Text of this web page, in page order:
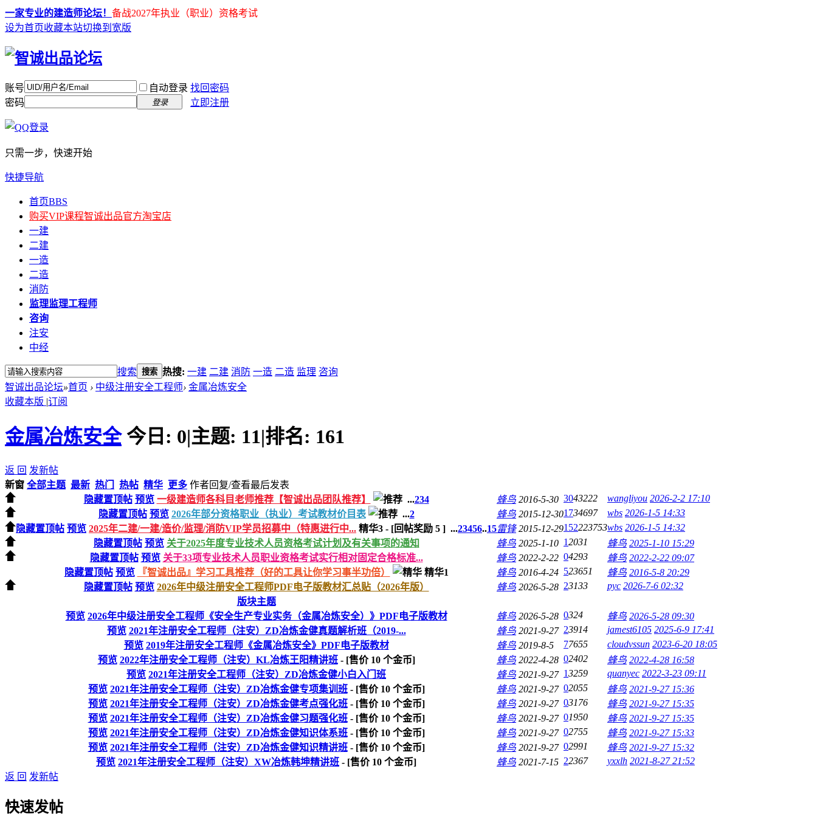
一家专业的建造师论坛！ 备战2027年执业（职业）资格考试
设为首页收藏本站切换到宽版
账号 自动登录 找回密码
密码
登录 立即注册
只需一步，快速开始
快捷导航
首页BBS
购买VIP课程智诚出品官方淘宝店
一建
二建
一造
二造
消防
监理监理工程师
咨询
注安
中经
搜索 搜索 热搜: 一建 二建 消防 一造 二造 监理 咨询
智诚出品论坛»首页 › 中级注册安全工程师› 金属冶炼安全
收藏本版 |订阅
金属冶炼安全 今日: 0|主题: 11|排名: 161
返 回 发新帖
新窗 全部主题 最新 热门 热帖 精华 更多 作者回复/查看最后发表
隐藏置顶帖 预览 一级建造师各科目老师推荐【智诚出品团队推荐】 ...234 蜂鸟 2016-5-30 3043222 wangliyou 2026-2-2 17:10
隐藏置顶帖 预览 2026年部分资格职业（执业）考试教材价目表 ...2 蜂鸟 2015-12-301734697 wbs 2026-1-5 14:33
隐藏置顶帖 预览 2025年二建/一建/造价/监理/消防VIP学员招募中（特惠进行中... 精华3 - [回帖奖励 5 ] ...23456..15雷锋 2015-12-29152223753wbs 2026-1-5 14:32
隐藏置顶帖 预览 关于2025年度专业技术人员资格考试计划及有关事项的通知 蜂鸟 2025-1-10 12031 蜂鸟 2025-1-10 15:29
隐藏置顶帖 预览 关于33项专业技术人员职业资格考试实行相对固定合格标准... 蜂鸟 2022-2-22 04293 蜂鸟 2022-2-22 09:07
隐藏置顶帖 预览 『智诚出品』学习工具推荐（好的工具让你学习事半功倍） 精华1 蜂鸟 2016-4-24 523651 蜂鸟 2016-5-8 20:29
隐藏置顶帖 预览 2026年中级注册安全工程师PDF电子版教材汇总贴（2026年版） 蜂鸟 2026-5-28 23133 pyc 2026-7-6 02:32
版块主题
预览 2026年中级注册安全工程师《安全生产专业实务（金属冶炼安全）》PDF电子版教材 蜂鸟 2026-5-28 0324 蜂鸟 2026-5-28 09:30
预览 2021年注册安全工程师（注安）ZD冶炼金健真题解析班（2019-... 蜂鸟 2021-9-27 23914 jamest6105 2025-6-9 17:41
预览 2019年注册安全工程师《金属冶炼安全》PDF电子版教材 蜂鸟 2019-8-5 77655 cloudvssun 2023-6-20 18:05
预览 2022年注册安全工程师（注安）KL冶炼王阳精讲班- [售价 10个金币] 蜂鸟 2022-4-28 02402 蜂鸟 2022-4-28 16:58
预览 2021年注册安全工程师（注安）ZD冶炼金健小白入门班 蜂鸟 2021-9-27 13259 quanyec 2022-3-23 09:11
预览 2021年注册安全工程师（注安）ZD冶炼金健专项集训班- [售价 10个金币] 蜂鸟 2021-9-27 02055 蜂鸟 2021-9-27 15:36
预览 2021年注册安全工程师（注安）ZD冶炼金健考点强化班- [售价 10个金币] 蜂鸟 2021-9-27 03176 蜂鸟 2021-9-27 15:35
预览 2021年注册安全工程师（注安）ZD冶炼金健习题强化班- [售价 10个金币] 蜂鸟 2021-9-27 01950 蜂鸟 2021-9-27 15:35
预览 2021年注册安全工程师（注安）ZD冶炼金健知识体系班- [售价 10个金币] 蜂鸟 2021-9-27 02755 蜂鸟 2021-9-27 15:33
预览 2021年注册安全工程师（注安）ZD冶炼金健知识精讲班- [售价 10个金币] 蜂鸟 2021-9-27 02991 蜂鸟 2021-9-27 15:32
预览 2021年注册安全工程师（注安）XW冶炼韩坤精讲班 - [售价 10 个金币] 蜂鸟 2021-7-15 22367 yxxlh 2021-8-27 21:52
返 回 发新帖
快速发帖